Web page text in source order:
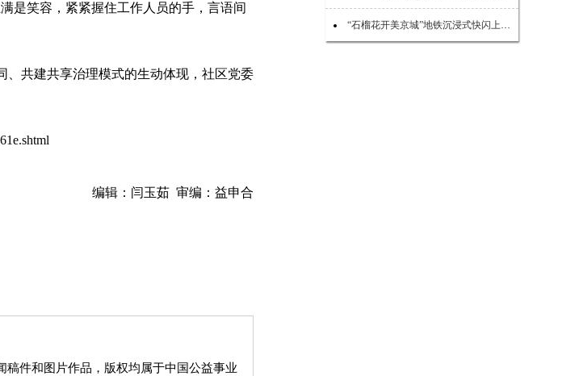
“石榴花开美京城”地铁沉浸式快闪上演 点亮民族团结新风尚
是笑容，紧紧握住工作人员的手，言语间
、共建共享治理模式的生动体现，社区党委
编辑：闫玉茹 审编：益申合
稿件和图片作品，版权均属于中国公益事业